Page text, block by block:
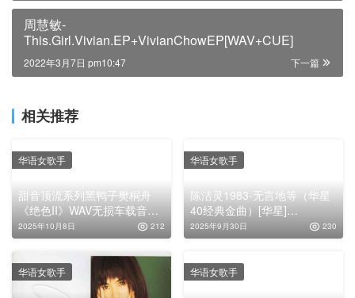
周慧敏-
This.Girl.Vivian.EP+VivianChowEP[WAV+CUE]
下一篇
2022年3月7日 pm10:47
相关推荐
甜音顶流系列黑鸭子樊桐舟
《绝色II》WAV无损车载音乐
下载
2025年10月8日 212
华语女歌手
陈洁灵1983-无言地等（华星
40经典金曲）[华星]
[WAV+CUE]
2025年9月30日 230
华语女歌手
华语女歌手 华语女歌手